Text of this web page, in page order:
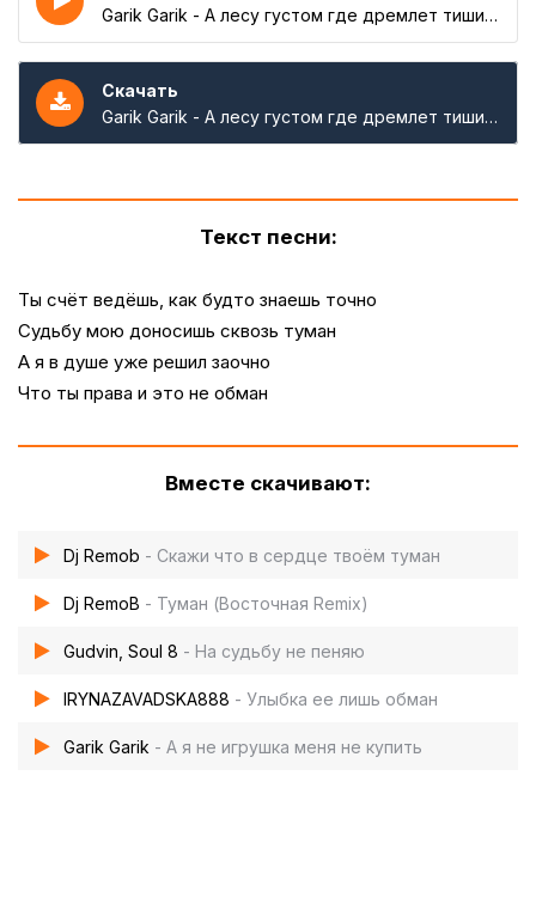
Garik Garik - А лесу густом где дремлет тишина
Скачать
Garik Garik - А лесу густом где дремлет тишина
Текст песни:
Ты счёт ведёшь, как будто знаешь точно
Судьбу мою доносишь сквозь туман
А я в душе уже решил заочно
Что ты права и это не обман
Вместе скачивают:
Dj Remob - Скажи что в сердце твоём туман
Dj RemoB - Туман (Восточная Remix)
Gudvin, Soul 8 - На судьбу не пеняю
IRYNAZAVADSKA888 - Улыбка ее лишь обман
Garik Garik - А я не игрушка меня не купить